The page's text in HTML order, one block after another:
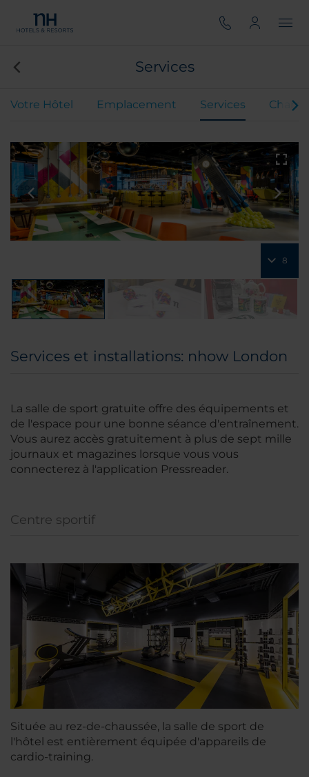
Services
Votre Hôtel Emplacement Services
8
Services et installations: nhow London
La salle de sport gratuite offre des équipements et
de l'espace pour une bonne séance d'entraînement.
Vous aurez accès gratuitement à plus de sept mille
journaux et magazines lorsque vous vous
connecterez à l'application Pressreader.
Centre sportif
Située au rez-de-chaussée, la salle de sport de
l'hôtel est entièrement équipée d'appareils de
cardio-training.